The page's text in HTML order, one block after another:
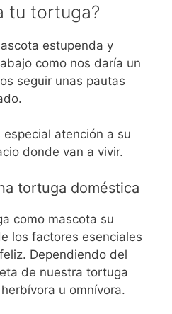
tu tortuga?
estupenda y
como nos daría un
seguir unas pautas
atención a su
donde van a vivir.
tortuga doméstica
como mascota su
los factores esenciales
Dependiendo del
de nuestra tortuga
u omnívora.